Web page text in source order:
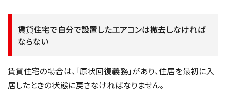
賃貸住宅で自分で設置したエアコンは撤去しなければ
ならない
賃貸住宅の場合は、「原状回復義務」があり、住居を最初に入
居したときの状態に戻さなければなりません。